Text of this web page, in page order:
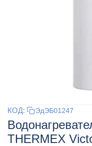
КОД: ЭдЭБ01247
THERMEX